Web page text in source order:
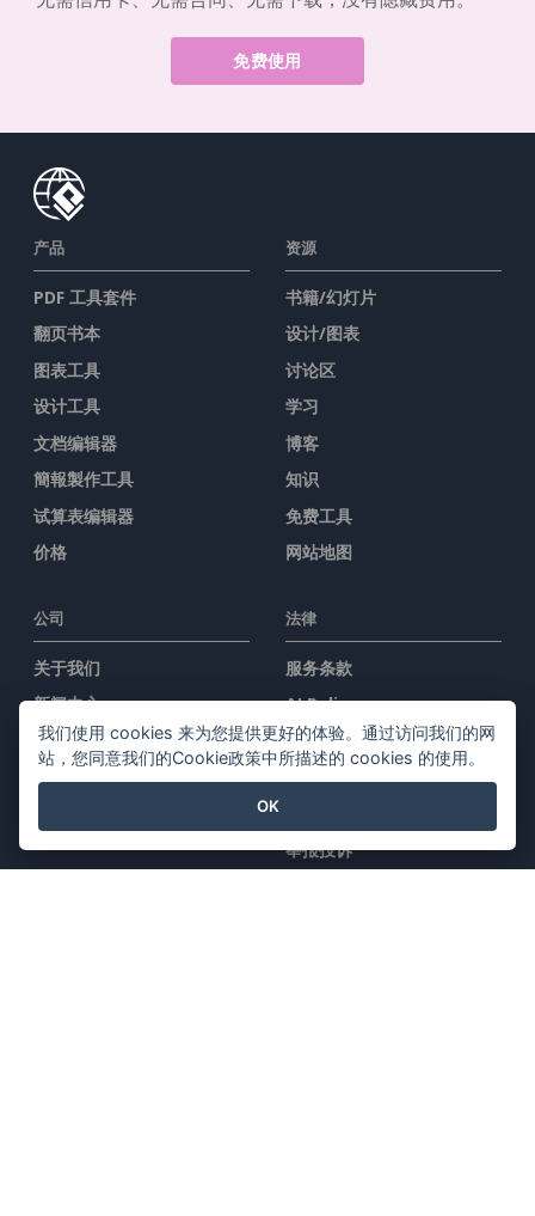
免费使用
产品
PDF 工具套件
翻页书本
图表工具
设计工具
文档编辑器
簡報製作工具
试算表编辑器
价格
资源
书籍/幻灯片
设计/图表
讨论区
学习
博客
知识
免费工具
网站地图
公司
关于我们
新闻中心
媒体工具包
联系我们
法律
服务条款
AI Policy
隐私政策
Content Guidelines
举报投诉
我们使用 cookies 来为您提供更好的体验。通过访问我们的网
站，您同意我们的Cookie政策中所描述的 cookies 的使用。
OK